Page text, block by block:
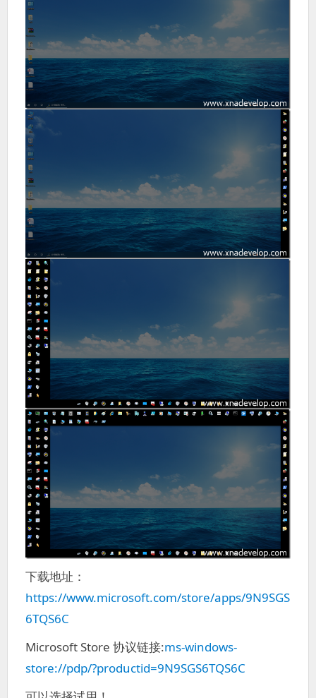
下载地址：
https://www.microsoft.com/store/apps/9N9SGS
6TQS6C
Microsoft Store 协议链接:ms-windows-
store://pdp/?productid=9N9SGS6TQS6C